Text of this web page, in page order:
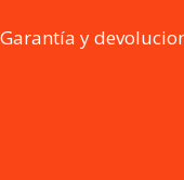
Garantía y